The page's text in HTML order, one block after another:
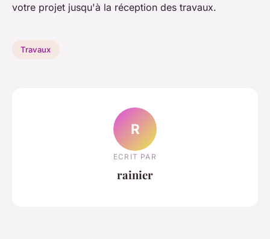
votre projet jusqu'à la réception des travaux.
Travaux
R
ECRIT PAR
rainier